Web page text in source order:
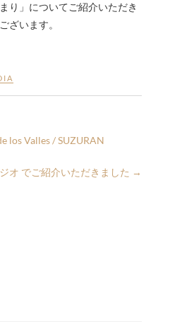
り」についてご紹介いただき
ざいます。
los Valles / SUZURAN
オ でご紹介いただきました →